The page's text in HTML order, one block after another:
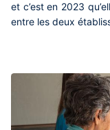
et c’est en 2023
entre les deux